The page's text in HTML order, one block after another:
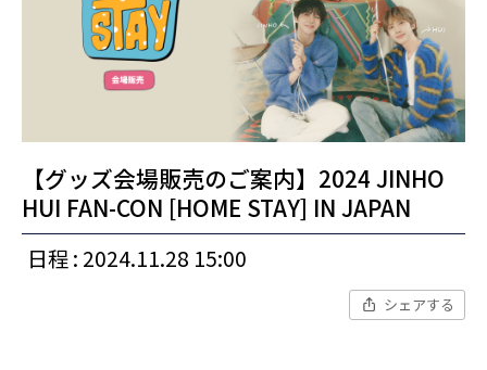
【グッズ会場販売のご案内】2024 JINHO
HUI FAN-CON [HOME STAY] IN JAPAN
日程 : 2024.11.28 15:00
シェアする